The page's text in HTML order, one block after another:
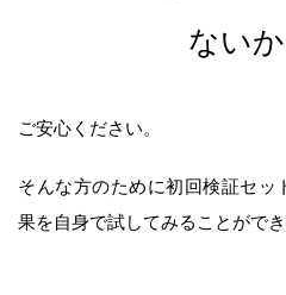
ないか
ご安心ください。
そんな方のために初回検証セッ
果を自身で試してみることができ